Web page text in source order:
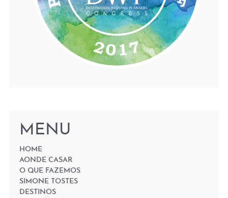
MENU
HOME
AONDE CASAR
O QUE FAZEMOS
SIMONE TOSTES
DESTINOS